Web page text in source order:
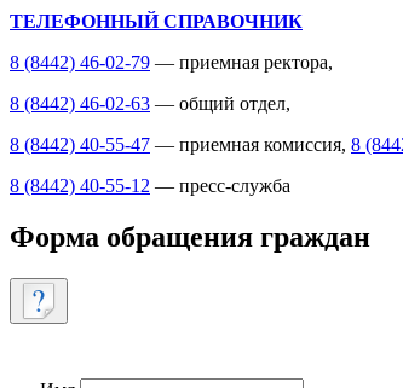
ТЕЛЕФОННЫЙ СПРАВОЧНИК
8 (8442) 46-02-79 — приемная ректора,
8 (8442) 46-02-63 — общий отдел,
8 (8442) 40-55-47 — приемная комиссия, 8
8 (8442) 40-55-12 — пресс-служба
Форма обращения граждан